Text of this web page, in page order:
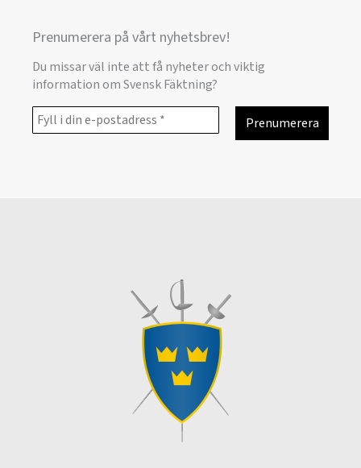
Prenumerera på vårt nyhetsbrev!
Du missar väl inte att få nyheter och viktig
information om Svensk Fäktning?